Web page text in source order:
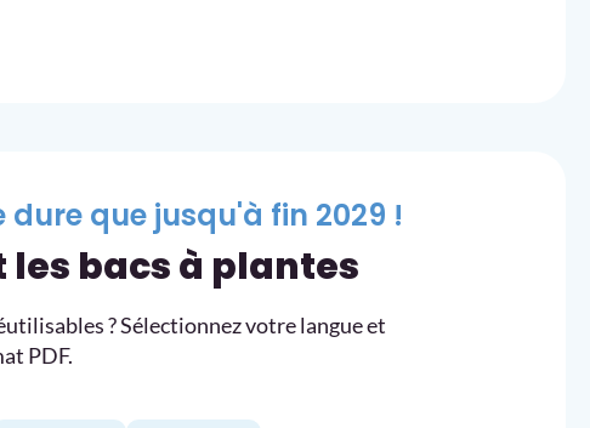
dure que jusqu'à fin 2029 !
bacs à plantes
? Sélectionnez votre langue et
PDF.